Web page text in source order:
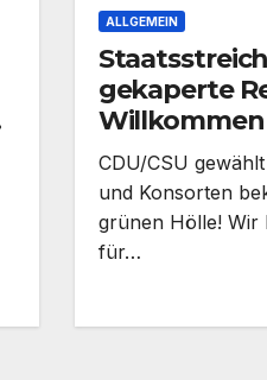
ALLGEMEIN
gekaperte
Hölle.
CDU/CSU
und Konsorten
grünen Hölle! Wir
für…